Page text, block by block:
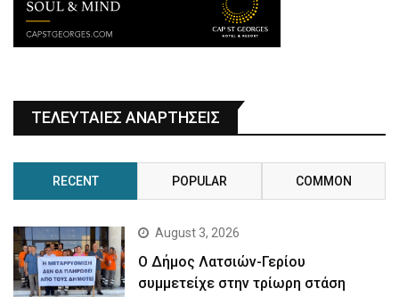
ΤΕΛΕΥΤΑΙΕΣ ΑΝΑΡΤΗΣΕΙΣ
RECENT POPULAR COMMON
August 3, 2026
Ο Δήμος Λατσιών-Γερίου
συμμετείχε στην τρίωρη στάση